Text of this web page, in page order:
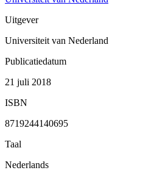
Uitgever
Universiteit van Nederland
Publicatiedatum
21 juli 2018
ISBN
8719244140695
Taal
Nederlands